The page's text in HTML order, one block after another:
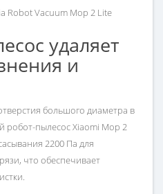
удаляет
и
большого диаметра в
пылесос Xiaomi Mop 2
2200 Па для
что обеспечивает